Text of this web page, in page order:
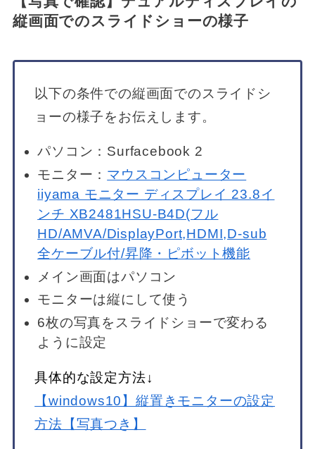
縦画面でのスライドショーの様子
以下の条件での縦画面でのスライドシ
ョーの様子をお伝えします。
パソコン：Surfacebook 2
モニター： マウスコンピューター
iiyama モニター ディスプレイ 23.8イ
ンチ XB2481HSU-B4D(フル
HD/AMVA/DisplayPort,HDMI,D-sub
全ケーブル付/昇降・ピボット機能
メイン画面はパソコン
モニターは縦にして使う
6枚の写真をスライドショーで変わる
ように設定
具体的な設定方法↓
【windows10】縦置きモニターの設定
方法【写真つき】